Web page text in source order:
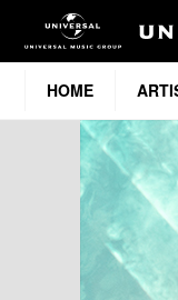
HOME